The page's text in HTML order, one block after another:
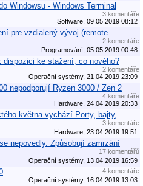
Windowsu - Windows Terminal
3 komentáře
Software, 09.05.2019 08:12
pre vzdialený vývoj (remote
2 komentáře
Programování, 05.05.2019 00:48
dispozici ke stažení, co nového?
2 komentáře
Operační systémy, 21.04.2019 23:09
nepodporují Ryzen 3000 / Zen 2
4 komentáře
Hardware, 24.04.2019 20:33
května vychází Porty, bajty,
3 komentáře
Hardware, 23.04.2019 19:51
nepovedly. Způsobují zamrzání
17 komentářů
Operační systémy, 13.04.2019 16:59
4 komentáře
Operační systémy, 16.04.2019 13:03